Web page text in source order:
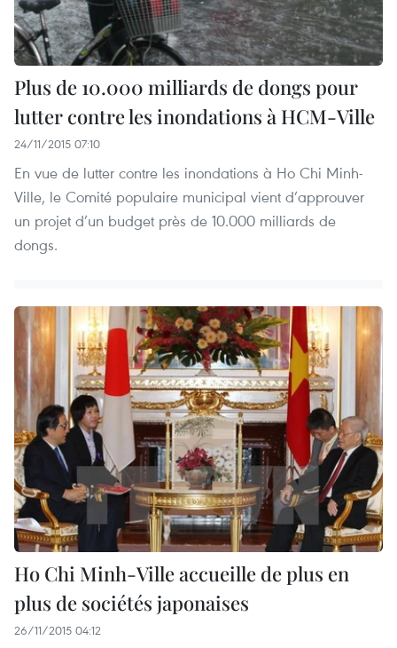
Plus de 10.000 milliards de dongs pour
lutter contre les inondations à HCM-Ville
24/11/2015 07:10
En vue de lutter contre les inondations à Ho Chi Minh-
Ville, le Comité populaire municipal vient d’approuver
un projet d’un budget près de 10.000 milliards de
dongs.
Ho Chi Minh-Ville accueille de plus en
plus de sociétés japonaises
26/11/2015 04:12